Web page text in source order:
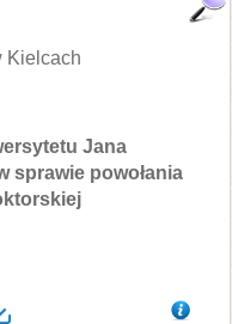
Kielcach
Jana
sprawie powołania